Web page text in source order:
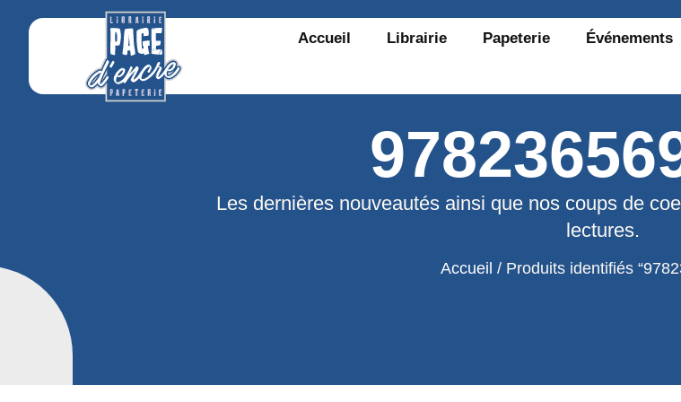
Accueil Librairie Papeterie Événements
Les dernières nouveautés ainsi que nos coups de
lectures.
Accueil / Produits identifiés